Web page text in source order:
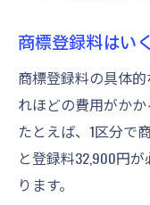
商標登録料はい
商標登録料の具体
れほどの費用がかか
たとえば、1区分で
と登録料32,900円
ります。